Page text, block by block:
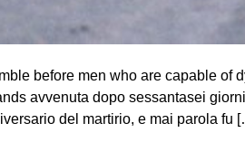
before men who are capable of
avvenuta dopo sessantasei
del martirio, e mai parola fu